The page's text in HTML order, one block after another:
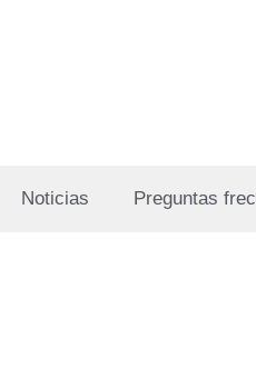
Noticias Preguntas